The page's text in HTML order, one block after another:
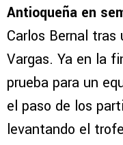
Antioqueña en
Carlos Bernal
Vargas. Ya en la
prueba para un
el paso de los
levantando el